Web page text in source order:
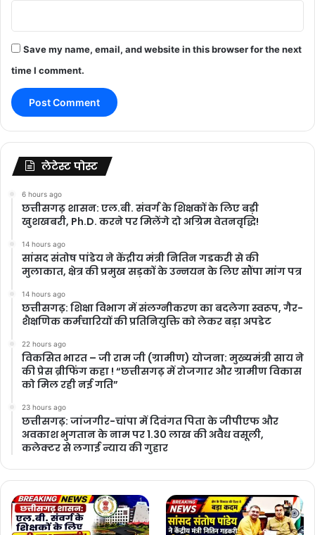
Save my name, email, and website in this browser for the next
time I comment.
लेटेस्ट पोस्ट
6 hours ago
छत्तीसगढ़ शासन: एल.बी. संवर्ग के शिक्षकों के लिए बड़ी
खुशखबरी, Ph.D. करने पर मिलेंगे दो अग्रिम वेतनवृद्धि!
14 hours ago
सांसद संतोष पांडेय ने केंद्रीय मंत्री नितिन गडकरी से की
मुलाकात, क्षेत्र की प्रमुख सड़कों के उन्नयन के लिए सौंपा मांग पत्र
14 hours ago
छत्तीसगढ़: शिक्षा विभाग में संलग्नीकरण का बदलेगा स्वरूप, गैर-
शैक्षणिक कर्मचारियों की प्रतिनियुक्ति को लेकर बड़ा अपडेट
22 hours ago
विकसित भारत – जी राम जी (ग्रामीण) योजना: मुख्यमंत्री साय ने
की प्रेस ब्रीफिंग कहा ! “छत्तीसगढ़ में रोजगार और ग्रामीण विकास
को मिल रही नई गति”
23 hours ago
छत्तीसगढ़: जांजगीर-चांपा में दिवंगत पिता के जीपीएफ और
अवकाश भुगतान के नाम पर 1.30 लाख की अवैध वसूली,
कलेक्टर से लगाई न्याय की गुहार